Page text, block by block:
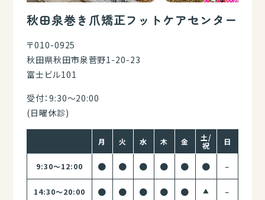
秋田泉巻き爪矯正フットケアセンター
〒010-0925
秋田県秋田市泉菅野1-20-23
富士ビル101
受付：9:30～20:00
(日曜休診)
月 火 水 木 金
土/
祝
日
9:30～12:00 ● ● ● ● ● ● –
14:30～20:00 ● ● ● ● ● ▲
–